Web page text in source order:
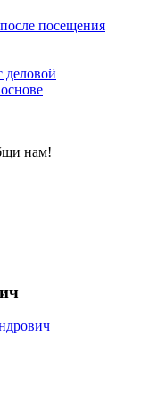
посещения
деловой
нам!